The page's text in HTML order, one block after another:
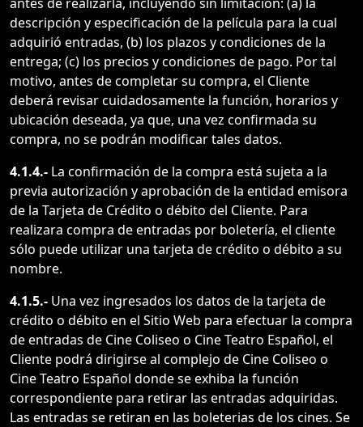
descripción y especificación de la película para la cual
adquirió entradas, (b) los plazos y condiciones de la
entrega; (c) los precios y condiciones de pago. Por tal
motivo, antes de completar su compra, el Cliente
deberá revisar cuidadosamente la función, horarios y
ubicación deseada, ya que, una vez confirmada su
compra, no se podrán modificar tales datos.
4.1.4.- La confirmación de la compra está sujeta a la
previa autorización y aprobación de la entidad emisora
de la Tarjeta de Crédito o débito del Cliente. Para
realizara compra de entradas por boletería, el cliente
sólo puede utilizar una tarjeta de crédito o débito a su
nombre.
4.1.5.- Una vez ingresados los datos de la tarjeta de
crédito o débito en el Sitio Web para efectuar la compra
de entradas de Cine Coliseo o Cine Teatro Español, el
Cliente podrá dirigirse al complejo de Cine Coliseo o
Cine Teatro Español donde se exhiba la función
correspondiente para retirar las entradas adquiridas.
Las entradas se retiran en las boleterias de los cines. Se